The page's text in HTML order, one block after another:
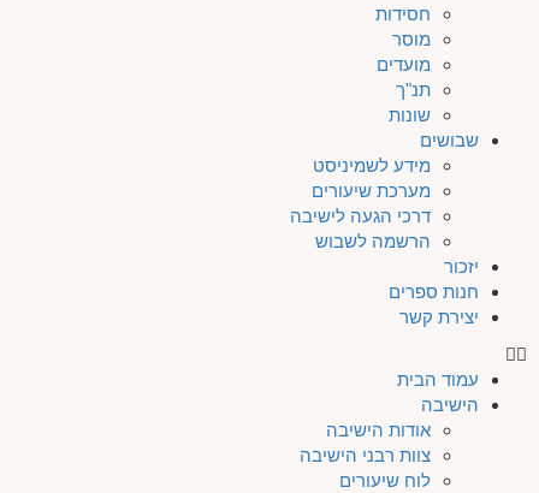
חסידות
מוסר
מועדים
תנ"ך
שונות
שבושים
מידע לשמיניסט
מערכת שיעורים
דרכי הגעה לישיבה
הרשמה לשבוש
יזכור
חנות ספרים
יצירת קשר
עמוד הבית
הישיבה
אודות הישיבה
צוות רבני הישיבה
לוח שיעורים